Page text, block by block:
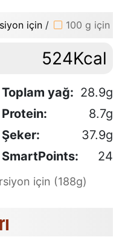
için / 100 g için
524Kcal
Toplam yağ: 28.9g
Protein:
8.7g
Şeker:
37.9g
SmartPoints: 24
için (188g)